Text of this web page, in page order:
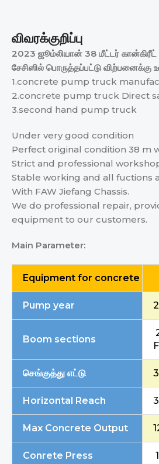
விவரக்குறிப்பு
2023 ஜூம்லியான் 38 மீட்டர் கான்கிரீட்
சேசிஸில் பொருத்தப்பட்டு விற்பனைக்கு
1.concrete pump truck
2.concrete pump truck Direct
3.second hand pump truck
Under very good condition
Perfect original condition 38 m
Strict and professional
Stable working and all fuctions
With FAW Jiefang Chassis.
We do professional repair,
equipment to our customers.
Main Parameter:
Equipment for concrete
Pump year
Boom sections
செங்குத்து எட்டு
Horizontal Reach
Max Concrete Output
Conrete Press